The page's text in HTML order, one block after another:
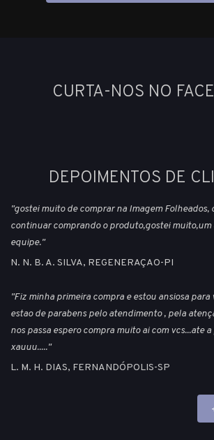
CURTA-NOS NO
DEPOIMENTOS DE
"gostei muito de comprar na Imagem Folheados,
continuar comprando o produto,gostei muito,um
equipe."
N. N. B. A. SILVA, REGENERAÇAO-PI
"Fiz minha primeira compra e estou ansiosa para
estao de parabens pelo atendimento , pela
nos passa espero compra muito ai com vcs...ate
xauuu....."
L. M. H. DIAS, FERNANDÓPOLIS-SP